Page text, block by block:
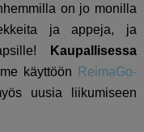
on jo monilla
ja appeja, ja
Kaupallisessa
käyttöön
ReimaGo-
uusia liikumiseen